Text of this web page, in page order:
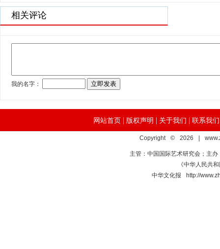
相关评论
网站首页 | 版权声明 | 关于我们 | 联系我们
Copyright © 2026 |
主管：中国国际艺术研究会；主
《中华人民共
中华文化报 http://